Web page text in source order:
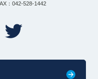
：042-528-1442